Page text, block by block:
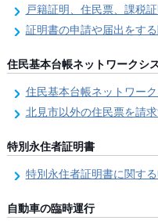
戸籍証明、住民票、課税証明書
証明書の申請や届出をす
住民基本台帳ネットワークシ
住民基本台帳ネットワー
北見市以外の住民票を請
特別永住者証明書
特別永住者証明書に関す
自動車の臨時運行